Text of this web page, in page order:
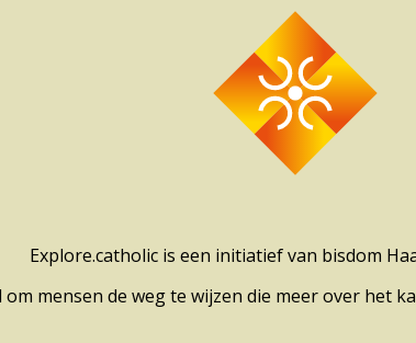
Explore.catholic is een initiatief van bisdom
om mensen de weg te wijzen die meer over het